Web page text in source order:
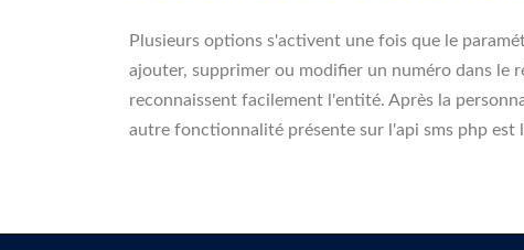
Plusieurs options s'activent une fois que le
ajouter, supprimer ou modifier un numéro dans le
reconnaissent facilement l'entité. Après la
autre fonctionnalité présente sur l'api sms php est